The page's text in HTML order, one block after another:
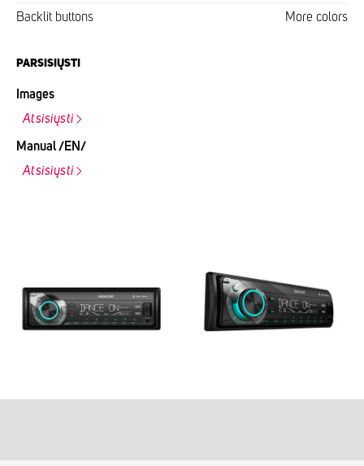
Backlit buttons More colors
PARSISIŲSTI
Images
Atsisiųsti
Manual /EN/
Atsisiųsti